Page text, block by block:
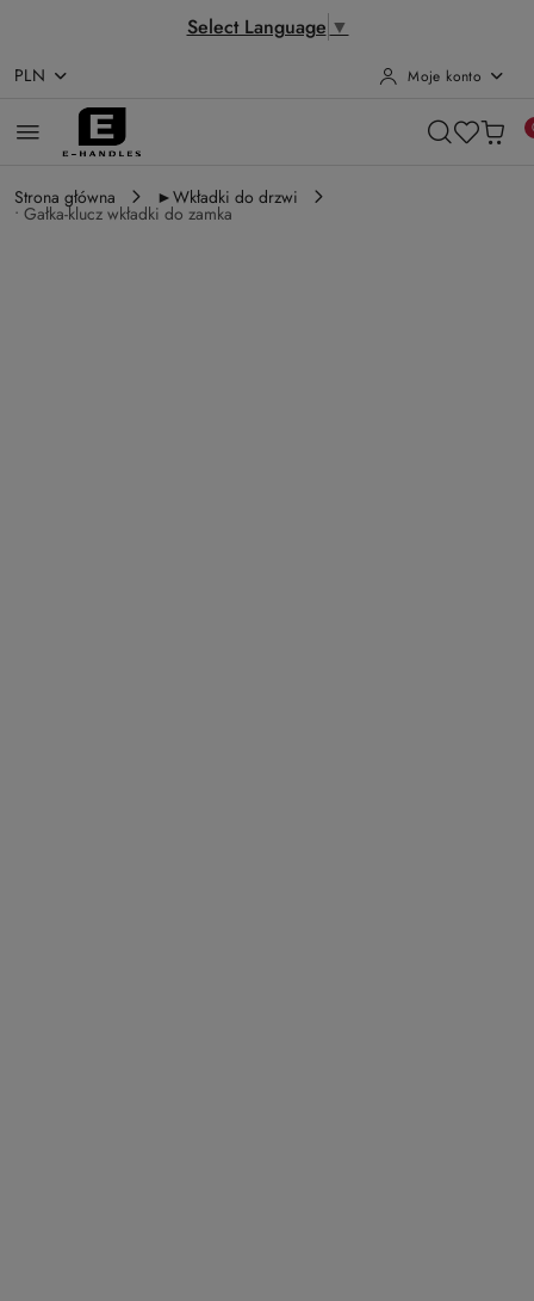
Select Language ▼
Przejdź do treści głównej
Przejdź do wyszukiwarki
Przejdź do moje konto
Przejdź do menu głównego
Przejdź do opisu produktu
Przejdź do stopki
PLN Moje konto
Strona główna ►Wkładki do drzwi
• Gałka-klucz wkładki do zamka